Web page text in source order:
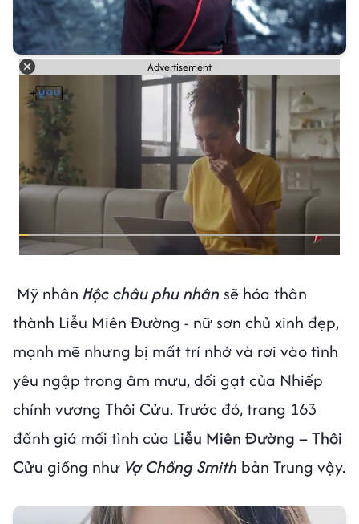
Advertisement
Mỹ nhân Hộc châu phu nhân sẽ hóa thân
thành Liễu Miên Đường - nữ sơn chủ xinh đẹp,
mạnh mẽ nhưng bị mất trí nhớ và rơi vào tình
yêu ngập trong âm mưu, dối gạt của Nhiếp
chính vương Thôi Cửu. Trước đó, trang 163
đấnh giá mối tình của Liễu Miên Đường – Thôi
Cửu giống như Vợ Chồng Smith bản Trung vậy.